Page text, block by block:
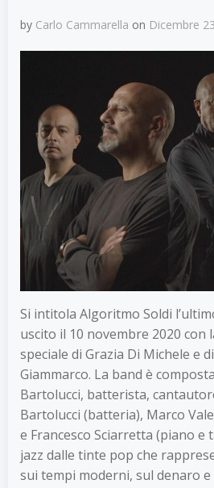
by Carlo Cammarella on Dicembre
Si intitola Algoritmo Soldi
uscito il 10 novembre 2020 con
speciale di Grazia Di Michele e
Giammarco. La band è
Bartolucci, batterista,
Bartolucci (batteria), Marco
e Francesco Sciarretta (piano e
jazz dalle tinte pop che
sui tempi moderni, sul denaro